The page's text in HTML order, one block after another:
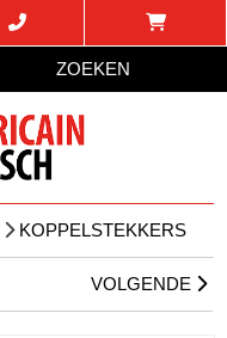
ZOEKEN
KOPPELSTEKKERS
VOLGENDE